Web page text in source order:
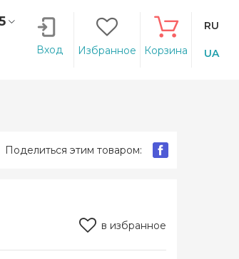
Вход Избранное Корзина
RU
UA
Поделиться этим товаром:
в избранное